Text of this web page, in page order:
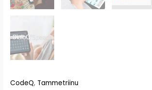
CodeQ, Tammetriinu